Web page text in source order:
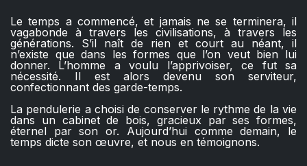
Le temps a commencé, et jamais ne se terminera, il
vagabonde à travers les civilisations, à travers les
générations. S’il naît de rien et court au néant, il
n’existe que dans les formes que l’on veut bien lui
donner. L’homme a voulu l’apprivoiser, ce fut sa
nécessité. Il est alors devenu son serviteur,
confectionnant des garde-temps.
La pendulerie a choisi de conserver le rythme de la vie
dans un cabinet de bois, gracieux par ses formes,
éternel par son or. Aujourd’hui comme demain, le
temps dicte son œuvre, et nous en témoignons.